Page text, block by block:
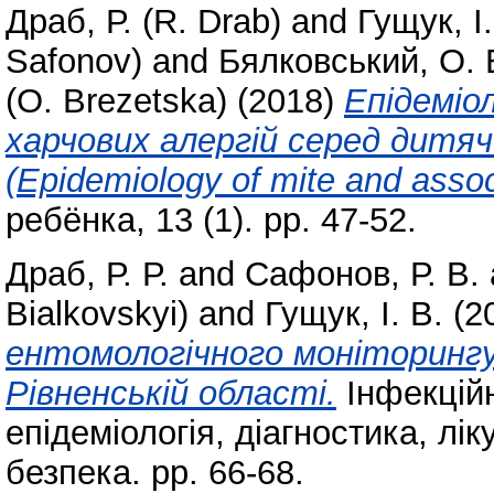
Драб, Р. (R. Drab) and Гущук,
Safonov) and Бялковський, О.
(O. Brezetska) (2018)
харчових алергій серед
(Epidemiology of mite and
ребёнка, 13 (1). pp. 47-52.
Драб, Р. Р. and Сафонов, Р. В.
Bialkovskyi) and Гущук, І. В.
ентомологічного
Рівненській області.
епідеміологія, діагностика,
безпека. pp. 66-68.